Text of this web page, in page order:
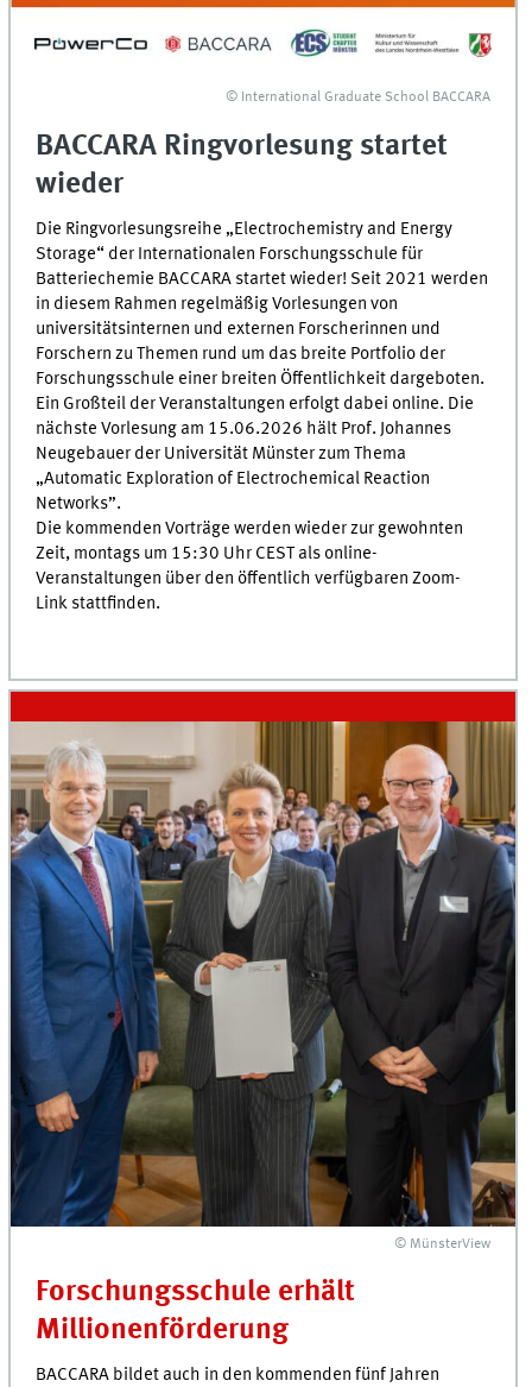
© International Graduate School BACCARA
BACCARA Ringvorlesung startet
wieder
Die Ringvorlesungsreihe „Electrochemistry and Energy
Storage“ der Internationalen Forschungsschule für
Batteriechemie BACCARA startet wieder! Seit 2021 werden
in diesem Rahmen regelmäßig Vorlesungen von
universitätsinternen und externen Forscherinnen und
Forschern zu Themen rund um das breite Portfolio der
Forschungsschule einer breiten Öffentlichkeit dargeboten.
Ein Großteil der Veranstaltungen erfolgt dabei online. Die
nächste Vorlesung am 15.06.2026 hält Prof. Johannes
Neugebauer der Universität Münster zum Thema
„Automatic Exploration of Electrochemical Reaction
Networks”.
Die kommenden Vorträge werden wieder zur gewohnten
Zeit, montags um 15:30 Uhr CEST als online-
Veranstaltungen über den öffentlich verfügbaren Zoom-
Link stattfinden.
© MünsterView
Forschungsschule erhält
Millionenförderung
BACCARA bildet auch in den kommenden fünf Jahren